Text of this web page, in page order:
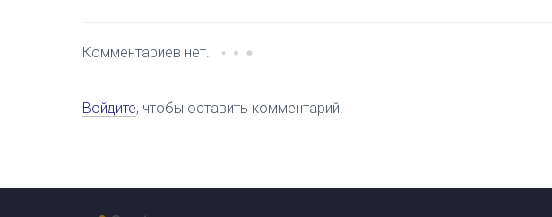
Комментариев нет.
Войдите, чтобы оставить комментарий.